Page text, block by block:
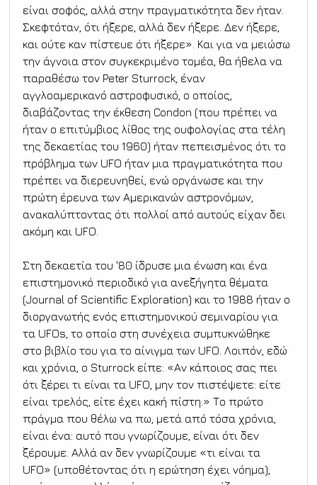
είναι σοφός, αλλά στην πραγματικότητα δεν ήταν.
Σκεφτόταν, ότι ήξερε, αλλά δεν ήξερε. Δεν ήξερε,
και ούτε καν πίστευε ότι ήξερε». Και για να μειώσω
την άγνοια στον συγκεκριμένο τομέα, θα ήθελα να
παραθέσω τον Peter Sturrock, έναν
αγγλοαμερικανό αστροφυσικό, ο οποίος,
διαβάζοντας την έκθεση Condon (που πρέπει να
ήταν ο επιτύμβιος λίθος της ουφολογίας στα τέλη
της δεκαετίας του 1960) ήταν πεπεισμένος ότι το
πρόβλημα των UFO ήταν μια πραγματικότητα που
πρέπει να διερευνηθεί, ενώ οργάνωσε και την
πρώτη έρευνα των Αμερικανών αστρονόμων,
ανακαλύπτοντας ότι πολλοί από αυτούς είχαν δει
ακόμη και UFO.
Στη δεκαετία του '80 ίδρυσε μια ένωση και ένα
επιστημονικό περιοδικό για ανεξήγητα θέματα
(Journal of Scientific Exploration) και το 1988 ήταν ο
διοργανωτής ενός επιστημονικού σεμιναρίου για
τα UFOs, το οποίο στη συνέχεια συμπυκνώθηκε
στο βιβλίο του για το αίνιγμα των UFO. Λοιπόν, εδώ
και χρόνια, ο Sturrock είπε: «Αν κάποιος σας πει
ότι ξέρει τι είναι τα UFO, μην τον πιστέψετε: είτε
είναι τρελός, είτε έχει κακή πίστη.» Το πρώτο
πράγμα που θέλω να πω, μετά από τόσα χρόνια,
είναι ένα: αυτό που γνωρίζουμε, είναι ότι δεν
ξέρουμε. Αλλά αν δεν γνωρίζουμε «τι είναι τα
UFO» (υποθέτοντας ότι η ερώτηση έχει νόημα),